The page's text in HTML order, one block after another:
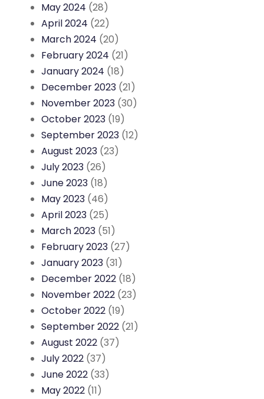
May 2024 (28)
April 2024 (22)
March 2024 (20)
February 2024 (21)
January 2024 (18)
December 2023 (21)
November 2023 (30)
October 2023 (19)
September 2023 (12)
August 2023 (23)
July 2023 (26)
June 2023 (18)
May 2023 (46)
April 2023 (25)
March 2023 (51)
February 2023 (27)
January 2023 (31)
December 2022 (18)
November 2022 (23)
October 2022 (19)
September 2022 (21)
August 2022 (37)
July 2022 (37)
June 2022 (33)
May 2022 (11)